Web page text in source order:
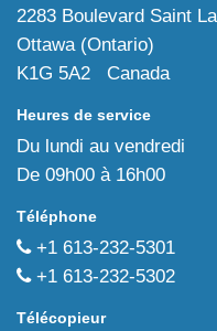
2283 Boulevard Saint
Ottawa (Ontario)
K1G 5A2 Canada
Heures de service
Du lundi au vendredi
De 09h00 à 16h00
Téléphone
+1 613-232-5301
+1 613-232-5302
Télécopieur